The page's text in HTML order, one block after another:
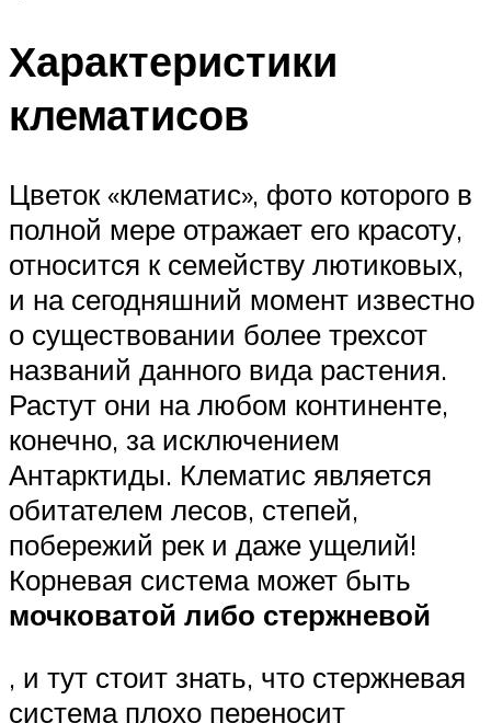
Характеристики
клематисов
Цветок «клематис», фото которого в
полной мере отражает его красоту,
относится к семейству лютиковых,
и на сегодняшний момент известно
о существовании более трехсот
названий данного вида растения.
Растут они на любом континенте,
конечно, за исключением
Антарктиды. Клематис является
обитателем лесов, степей,
побережий рек и даже ущелий!
Корневая система может быть
мочковатой либо стержневой
, и тут стоит знать, что стержневая
система плохо переносит